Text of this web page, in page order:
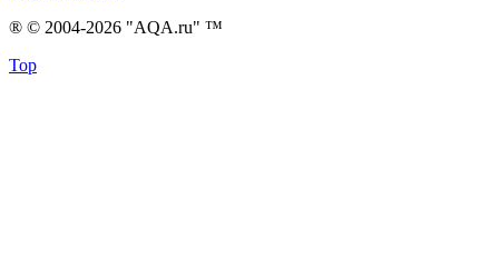
® © 2004-2026 "AQA.ru" ™
Top